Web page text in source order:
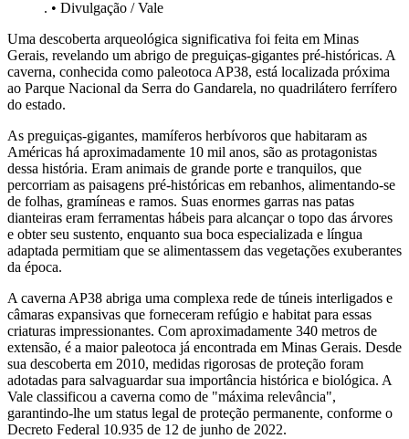
. • Divulgação / Vale
Uma descoberta arqueológica significativa foi feita em Minas
Gerais, revelando um abrigo de preguiças-gigantes pré-históricas. A
caverna, conhecida como paleotoca AP38, está localizada próxima
ao Parque Nacional da Serra do Gandarela, no quadrilátero ferrífero
do estado.
As preguiças-gigantes, mamíferos herbívoros que habitaram as
Américas há aproximadamente 10 mil anos, são as protagonistas
dessa história. Eram animais de grande porte e tranquilos, que
percorriam as paisagens pré-históricas em rebanhos, alimentando-se
de folhas, gramíneas e ramos. Suas enormes garras nas patas
dianteiras eram ferramentas hábeis para alcançar o topo das árvores
e obter seu sustento, enquanto sua boca especializada e língua
adaptada permitiam que se alimentassem das vegetações exuberantes
da época.
A caverna AP38 abriga uma complexa rede de túneis interligados e
câmaras expansivas que forneceram refúgio e habitat para essas
criaturas impressionantes. Com aproximadamente 340 metros de
extensão, é a maior paleotoca já encontrada em Minas Gerais. Desde
sua descoberta em 2010, medidas rigorosas de proteção foram
adotadas para salvaguardar sua importância histórica e biológica. A
Vale classificou a caverna como de "máxima relevância",
garantindo-lhe um status legal de proteção permanente, conforme o
Decreto Federal 10.935 de 12 de junho de 2022.